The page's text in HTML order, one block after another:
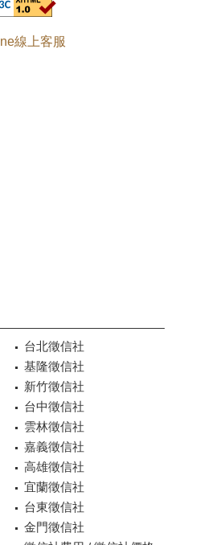
台北徵信社
基隆徵信社
新竹徵信社
台中徵信社
雲林徵信社
嘉義徵信社
高雄徵信社
宜蘭徵信社
台東徵信社
金門徵信社